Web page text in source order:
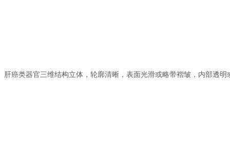
肝癌类器官三维结构立体，轮廓清晰，表面光滑或略带褶皱，内部透明